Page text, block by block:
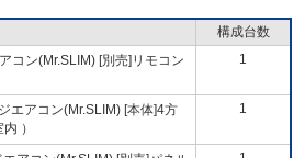
構成台数
コン(Mr.SLIM) [別売]リモコン
1
エアコン(Mr.SLIM) [本体]4方
）
1